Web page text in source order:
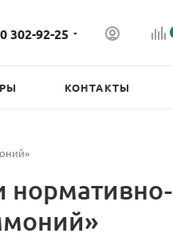
302-92-25
КОНТАКТЫ
нормативно-